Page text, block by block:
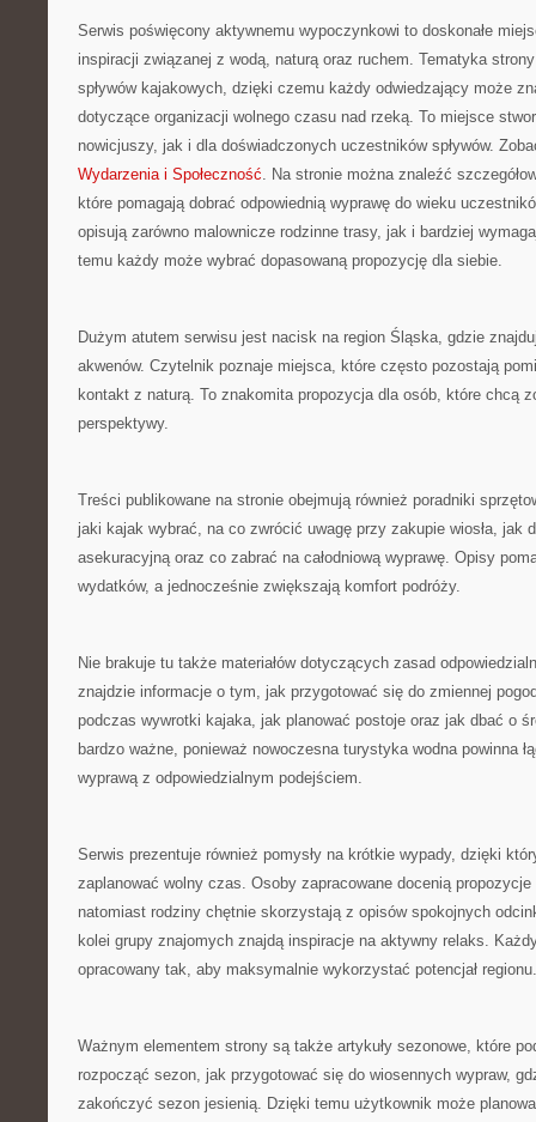
Serwis poświęcony aktywnemu wypoczynkowi to doskonałe
inspiracji związanej z wodą, naturą oraz ruchem. Tematyka
spływów kajakowych, dzięki czemu każdy odwiedzający może
dotyczące organizacji wolnego czasu nad rzeką. To miejsce
nowicjuszy, jak i dla doświadczonych uczestników spływów.
Wydarzenia i Społeczność. Na stronie można znaleźć
które pomagają dobrać odpowiednią wyprawę do wieku
opisują zarówno malownicze rodzinne trasy, jak i bardziej
temu każdy może wybrać dopasowaną propozycję dla siebie.
Dużym atutem serwisu jest nacisk na region Śląska, gdzie
akwenów. Czytelnik poznaje miejsca, które często pozostają
kontakt z naturą. To znakomita propozycja dla osób, które chcą
perspektywy.
Treści publikowane na stronie obejmują również poradniki
jaki kajak wybrać, na co zwrócić uwagę przy zakupie wiosła, jak
asekuracyjną oraz co zabrać na całodniową wyprawę. Opisy
wydatków, a jednocześnie zwiększają komfort podróży.
Nie brakuje tu także materiałów dotyczących zasad
znajdzie informacje o tym, jak przygotować się do zmiennej
podczas wywrotki kajaka, jak planować postoje oraz jak dbać o
bardzo ważne, ponieważ nowoczesna turystyka wodna powinna
wyprawą z odpowiedzialnym podejściem.
Serwis prezentuje również pomysły na krótkie wypady, dzięki
zaplanować wolny czas. Osoby zapracowane docenią
natomiast rodziny chętnie skorzystają z opisów spokojnych
kolei grupy znajomych znajdą inspiracje na aktywny relaks.
opracowany tak, aby maksymalnie wykorzystać potencjał regionu.
Ważnym elementem strony są także artykuły sezonowe, które
rozpocząć sezon, jak przygotować się do wiosennych wypraw,
zakończyć sezon jesienią. Dzięki temu użytkownik może